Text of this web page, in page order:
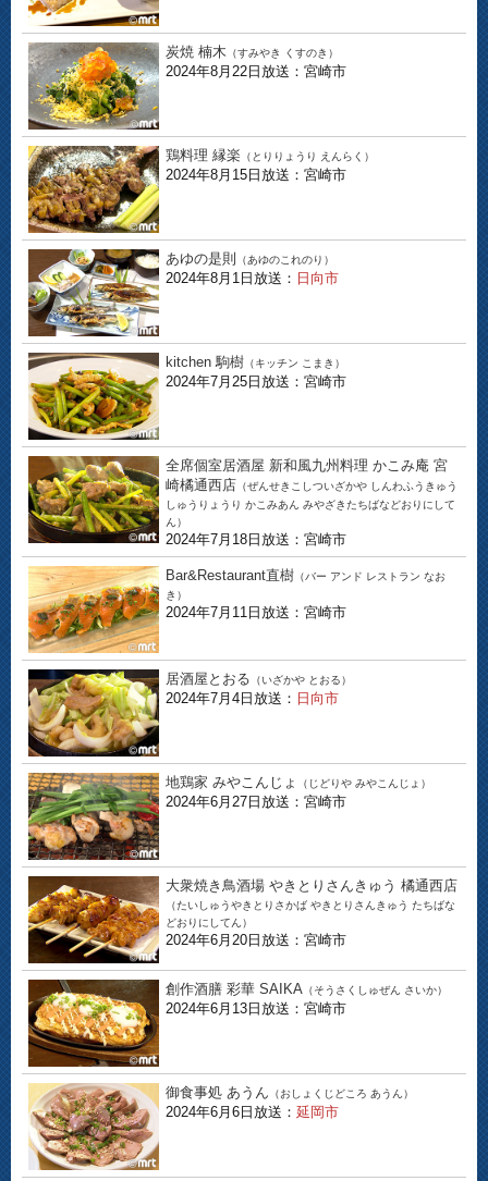
炭焼 楠木 （すみやき くすのき）
2024年8月22日放送：宮崎市
鶏料理 縁楽 （とりりょうり えんらく）
2024年8月15日放送：宮崎市
あゆの是則 （あゆのこれのり）
2024年8月1日放送： 日向市
kitchen 駒樹 （キッチン こまき）
2024年7月25日放送：宮崎市
全席個室居酒屋 新和風九州料理 かこみ庵 宮
崎橘通西店 （ぜんせきこしついざかや しんわふうきゅう
しゅうりょうり かこみあん みやざきたちばなどおりにして
ん）
2024年7月18日放送：宮崎市
Bar&Restaurant直樹 （バー アンド レストラン なお
き）
2024年7月11日放送：宮崎市
居酒屋とおる （いざかや とおる）
2024年7月4日放送： 日向市
地鶏家 みやこんじょ （じどりや みやこんじょ）
2024年6月27日放送：宮崎市
大衆焼き鳥酒場 やきとりさんきゅう 橘通西店
（たいしゅうやきとりさかば やきとりさんきゅう たちばな
どおりにしてん）
2024年6月20日放送：宮崎市
創作酒膳 彩華 SAIKA （そうさくしゅぜん さいか）
2024年6月13日放送：宮崎市
御食事処 あうん （おしょくじどころ あうん）
2024年6月6日放送： 延岡市